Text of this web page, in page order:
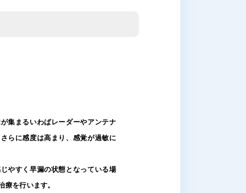
集まるいわばレーダーやアンテナ
らに感度は高まり、感覚が過敏に
やすく早漏の状態となっている場
療を行います。